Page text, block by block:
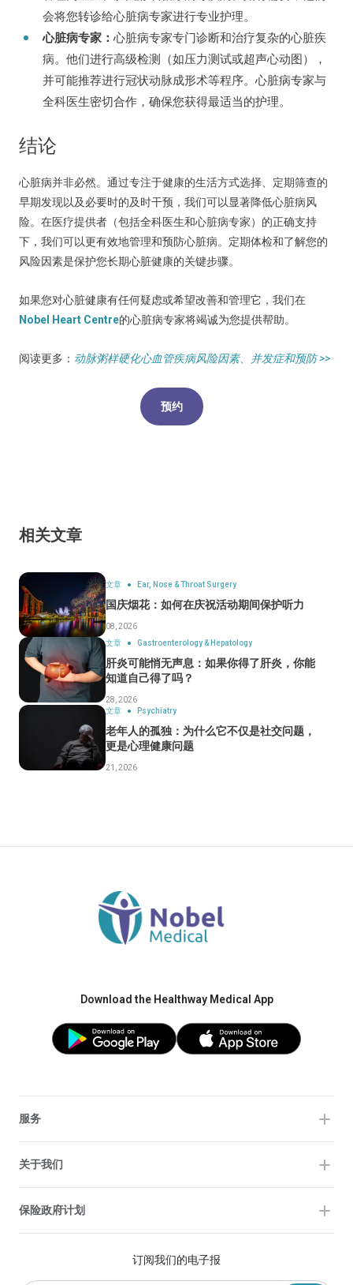
会将您转诊给心脏病专家进行专业护理。
心脏病专家： 心脏病专家专门诊断和治疗复杂的心脏疾
病。他们进行高级检测（如压力测试或超声心动图），
并可能推荐进行冠状动脉成形术等程序。心脏病专家与
全科医生密切合作，确保您获得最适当的护理。
结论
心脏病并非必然。通过专注于健康的生活方式选择、定期筛查的
早期发现以及必要时的及时干预，我们可以显著降低心脏病风
险。在医疗提供者（包括全科医生和心脏病专家）的正确支持
下，我们可以更有效地管理和预防心脏病。定期体检和了解您的
风险因素是保护您长期心脏健康的关键步骤。
如果您对心脏健康有任何疑虑或希望改善和管理它，我们在
Nobel Heart Centre的心脏病专家将竭诚为您提供帮助。
阅读更多： 动脉粥样硬化心血管疾病风险因素、并发症和预防 >>
预约
相关文章
文章 Ear, Nose & Throat Surgery
国庆烟花：如何在庆祝活动期间保护听力
08, 2026
文章
Gastroenterology & Hepatology
肝炎可能悄无声息：如果你得了肝炎，你能
知道自己得了吗？
28, 2026
文章
Psychiatry
老年人的孤独：为什么它不仅是社交问题，
更是心理健康问题
21, 2026
Download the Healthway Medical App
订阅我们的电子报
服务
关于我们
保险政府计划